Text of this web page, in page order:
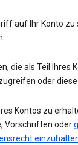
auf Ihr Konto zu
die als Teil Ihres
oder
Kontos zu
Vorschriften oder